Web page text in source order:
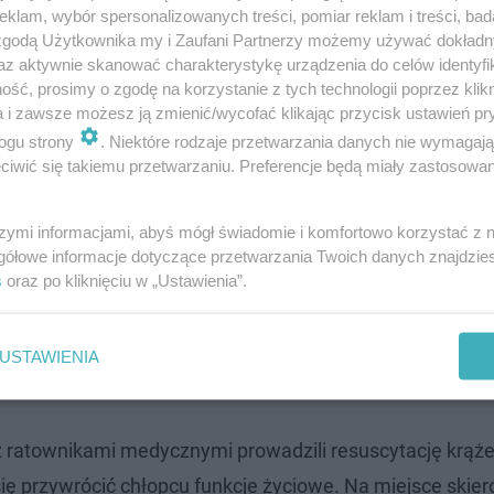
Straży Pożarnej. To właśnie oni jako jedni z
został wyciągnięty z wody przez świadków,
zauważyli, że coś się dzieje na plaży i przybiegli z
Powiatowego PSP w Pruszczu Gdańskim.
Ratownictwa Medycznego. Ratownicy natychmiast
Zespołowi Ratownictwa Medycznego, który przybył
prowadzili resuscytację. Ich działania
ratownikami medycznymi prowadzili resuscytację
przywrócić chłopcu funkcje życiowe. Na miejsce
wybór spersonalizowanych treści, pomiar reklam i treści,
Użytkownika my i Zaufani Partnerzy możemy używać
aktywnie skanować charakterystykę urządzenia do celów
prosimy o zgodę na korzystanie z tych technologii poprzez
i zawsze możesz ją zmienić/wycofać klikając przycisk ustawień
strony
. Niektóre rodzaje przetwarzania danych nie
się takiemu przetwarzaniu. Preferencje będą miały
informacjami, abyś mógł świadomie i komfortowo korzystać z
informacje dotyczące przetwarzania Twoich danych
oraz po kliknięciu w „Ustawienia”.
USTAWIENIA